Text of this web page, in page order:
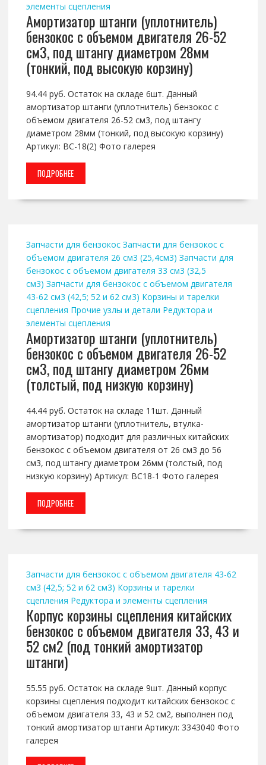
элементы сцепления
Амортизатор штанги (уплотнитель)
бензокос с объемом двигателя 26-52
см3, под штангу диаметром 28мм
(тонкий, под высокую корзину)
94.44 руб. Остаток на складе 6шт. Данный
амортизатор штанги (уплотнитель) бензокос с
объемом двигателя 26-52 см3, под штангу
диаметром 28мм (тонкий, под высокую корзину)
Артикул: BC-18(2) Фото галерея
ПОДРОБНЕЕ
Запчасти для бензокос Запчасти для бензокос с
объемом двигателя 26 см3 (25,4см3) Запчасти для
бензокос с объемом двигателя 33 см3 (32,5
см3) Запчасти для бензокос с объемом двигателя
43-62 см3 (42,5; 52 и 62 см3) Корзины и тарелки
сцепления Прочие узлы и детали Редуктора и
элементы сцепления
Амортизатор штанги (уплотнитель)
бензокос с объемом двигателя 26-52
см3, под штангу диаметром 26мм
(толстый, под низкую корзину)
44.44 руб. Остаток на складе 11шт. Данный
амортизатор штанги (уплотнитель, втулка-
амортизатор) подходит для различных китайских
бензокос с объемом двигателя от 26 см3 до 56
см3, под штангу диаметром 26мм (толстый, под
низкую корзину) Артикул: BC18-1 Фото галерея
ПОДРОБНЕЕ
Запчасти для бензокос с объемом двигателя 43-62
см3 (42,5; 52 и 62 см3) Корзины и тарелки
сцепления Редуктора и элементы сцепления
Корпус корзины сцепления китайских
бензокос с объемом двигателя 33, 43 и
52 см2 (под тонкий амортизатор
штанги)
55.55 руб. Остаток на складе 9шт. Данный корпус
корзины сцепления подходит китайских бензокос с
объемом двигателя 33, 43 и 52 см2, выполнен под
тонкий амортизатор штанги Артикул: 3343040 Фото
галерея